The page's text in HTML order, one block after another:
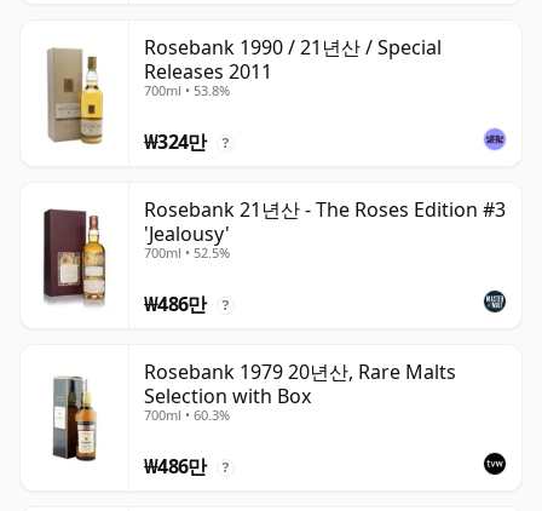
Rosebank 1990 / 21년산 / Special
Releases 2011
700ml • 53.8%
₩324만 ?
Rosebank 21년산 - The Roses Edition #3
'Jealousy'
700ml • 52.5%
₩486만 ?
Rosebank 1979 20년산, Rare Malts
Selection with Box
700ml • 60.3%
₩486만 ?